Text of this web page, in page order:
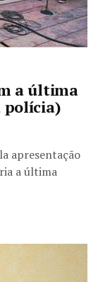
a última
polícia)
apresentação
a última